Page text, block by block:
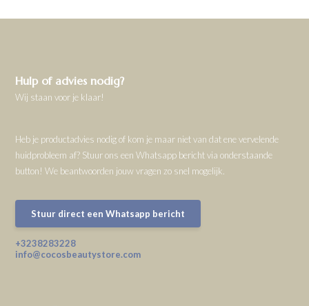
Hulp of advies nodig?
Wij staan voor je klaar!
Heb je productadvies nodig of kom je maar niet van dat ene vervelende
huidprobleem af? Stuur ons een Whatsapp bericht via onderstaande
button! We beantwoorden jouw vragen zo snel mogelijk.
Stuur direct een Whatsapp bericht
+3238283228
info@cocosbeautystore.com